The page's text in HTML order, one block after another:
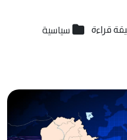
سياسية